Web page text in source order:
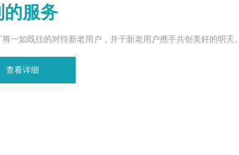
的服务
一如既往的对待新老用户，并于新老用户携手共创美好的明天。
查看详细